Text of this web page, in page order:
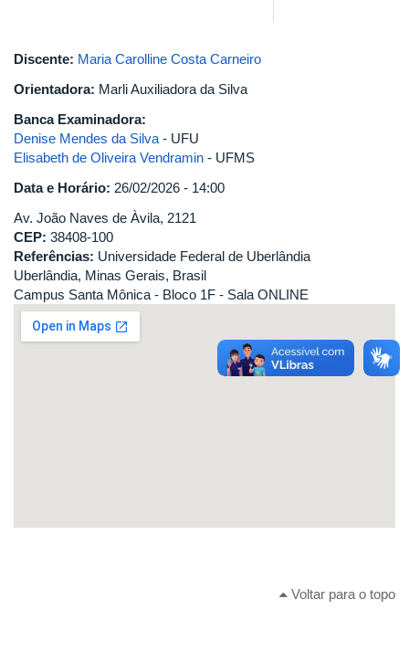
Discente: Maria Carolline Costa Carneiro
Orientadora: Marli Auxiliadora da Silva
Banca Examinadora:
Denise Mendes da Silva - UFU
Elisabeth de Oliveira Vendramin - UFMS
Data e Horário: 26/02/2026 - 14:00
Av. João Naves de Àvila, 2121
CEP: 38408-100
Referências: Universidade Federal de Uberlândia
Uberlândia, Minas Gerais, Brasil
Campus Santa Mônica - Bloco 1F - Sala ONLINE
Voltar para o topo